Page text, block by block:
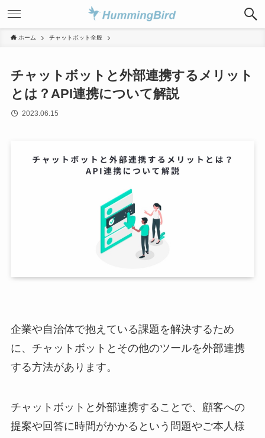
ホーム チャットボット全般
チャットボットと外部連携するメリット
とは？API連携について解説
2023.06.15
企業や自治体で抱えている課題を解決するため
に、チャットボットとその他のツールを外部連携
する方法があります。
チャットボットと外部連携することで、顧客への
提案や回答に時間がかかるという問題やご本人様